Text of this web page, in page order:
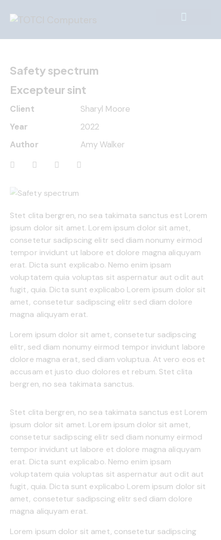
Safety spectrum
Excepteur sint
Client
Sharyl Moore
Year
2022
Author
Amy Walker
Stet clita bergren, no sea takimata sanctus est Lorem
ipsum dolor sit amet. Lorem ipsum dolor sit amet,
consetetur sadipscing elitr sed diam nonumy eirmod
tempor invidunt ut labore et dolore magna aliquyam
erat. Dicta sunt explicabo. Nemo enim ipsam
voluptatem quia voluptas sit aspernatur aut odit aut
fugit, quia. Dicta sunt explicabo Lorem ipsum dolor sit
amet, consetetur sadipscing elitr sed diam dolore
magna aliquyam erat.
Lorem ipsum dolor sit amet, consetetur sadipscing
elitr, sed diam nonumy eirmod tempor invidunt labore
dolore magna erat, sed diam voluptua. At vero eos et
accusam et justo duo dolores et rebum. Stet clita
bergren, no sea takimata sanctus.
Stet clita bergren, no sea takimata sanctus est Lorem
ipsum dolor sit amet. Lorem ipsum dolor sit amet,
consetetur sadipscing elitr sed diam nonumy eirmod
tempor invidunt ut labore et dolore magna aliquyam
erat. Dicta sunt explicabo. Nemo enim ipsam
voluptatem quia voluptas sit aspernatur aut odit aut
fugit, quia. Dicta sunt explicabo Lorem ipsum dolor sit
amet, consetetur sadipscing elitr sed diam dolore
magna aliquyam erat.
Lorem ipsum dolor sit amet, consetetur sadipscing